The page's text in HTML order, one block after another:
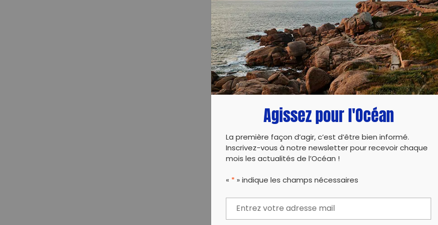
Maintenir l’attention sur l’action la rend
Plusieurs moyens sont facilement utilisables :
– photos prises de manières régulières qui
comportement ;
– Afficher les images de manière régulière :
refaire d’autres si besoin ;
– Informer sur l’action : à la radio, sur une page
– Inviter d’autres groupes à faire avec les
voisines,
– Faire un focus sur l’action à l’occasion
de la nature , …
– Trouver des partenaires institutionnels :
jumelage…
Agissez pour l'Océan
La première façon d’agir, c’est d’être bien informé.
Inscrivez-vous à notre newsletter pour recevoir chaque
mois les actualités de l’Océan !
« * » indique les champs nécessaires